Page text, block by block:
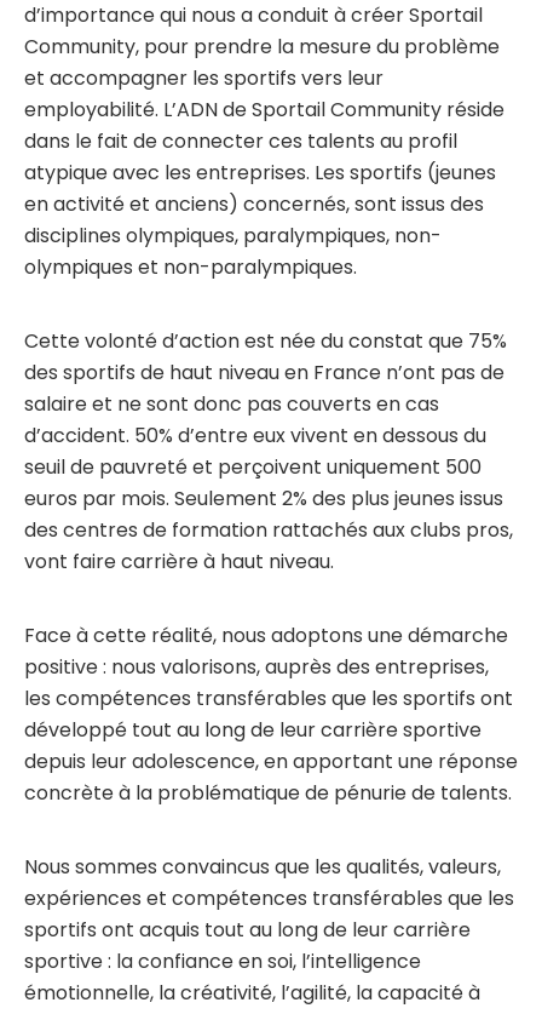
d’importance qui nous a conduit à créer Sportail
Community, pour prendre la mesure du problème
et accompagner les sportifs vers leur
employabilité. L’ADN de Sportail Community réside
dans le fait de connecter ces talents au profil
atypique avec les entreprises. Les sportifs (jeunes
en activité et anciens) concernés, sont issus des
disciplines olympiques, paralympiques, non-
olympiques et non-paralympiques.
Cette volonté d’action est née du constat que 75%
des sportifs de haut niveau en France n’ont pas de
salaire et ne sont donc pas couverts en cas
d’accident. 50% d’entre eux vivent en dessous du
seuil de pauvreté et perçoivent uniquement 500
euros par mois. Seulement 2% des plus jeunes issus
des centres de formation rattachés aux clubs pros,
vont faire carrière à haut niveau.
Face à cette réalité, nous adoptons une démarche
positive : nous valorisons, auprès des entreprises,
les compétences transférables que les sportifs ont
développé tout au long de leur carrière sportive
depuis leur adolescence, en apportant une réponse
concrète à la problématique de pénurie de talents.
Nous sommes convaincus que les qualités, valeurs,
expériences et compétences transférables que les
sportifs ont acquis tout au long de leur carrière
sportive : la confiance en soi, l’intelligence
émotionnelle, la créativité, l’agilité, la capacité à